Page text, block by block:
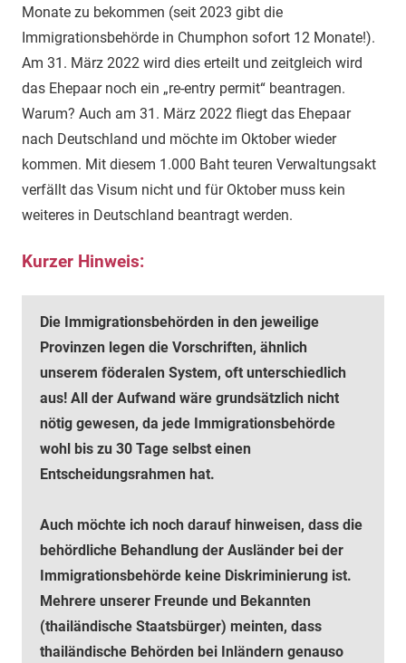
Monate zu bekommen (seit 2023 gibt die
Immigrationsbehörde in Chumphon sofort 12 Monate!).
Am 31. März 2022 wird dies erteilt und zeitgleich wird
das Ehepaar noch ein „re-entry permit“ beantragen.
Warum? Auch am 31. März 2022 fliegt das Ehepaar
nach Deutschland und möchte im Oktober wieder
kommen. Mit diesem 1.000 Baht teuren Verwaltungsakt
verfällt das Visum nicht und für Oktober muss kein
weiteres in Deutschland beantragt werden.
Kurzer Hinweis:
Die Immigrationsbehörden in den jeweilige
Provinzen legen die Vorschriften, ähnlich
unserem föderalen System, oft unterschiedlich
aus! All der Aufwand wäre grundsätzlich nicht
nötig gewesen, da jede Immigrationsbehörde
wohl bis zu 30 Tage selbst einen
Entscheidungsrahmen hat.
Auch möchte ich noch darauf hinweisen, dass die
behördliche Behandlung der Ausländer bei der
Immigrationsbehörde keine Diskriminierung ist.
Mehrere unserer Freunde und Bekannten
(thailändische Staatsbürger) meinten, dass
thailändische Behörden bei Inländern genauso